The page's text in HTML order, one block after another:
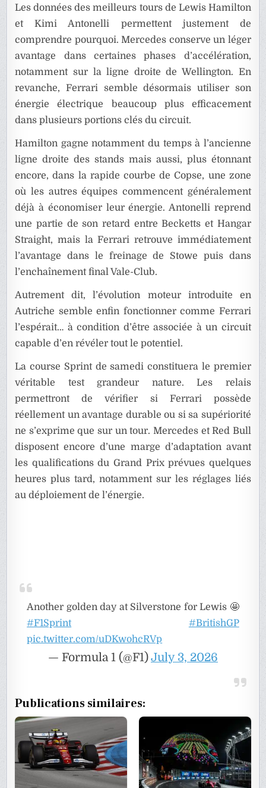
Les données des meilleurs tours de Lewis Hamilton
et Kimi Antonelli permettent justement de
comprendre pourquoi. Mercedes conserve un léger
avantage dans certaines phases d’accélération,
notamment sur la ligne droite de Wellington. En
revanche, Ferrari semble désormais utiliser son
énergie électrique beaucoup plus efficacement
dans plusieurs portions clés du circuit.
Hamilton gagne notamment du temps à l’ancienne
ligne droite des stands mais aussi, plus étonnant
encore, dans la rapide courbe de Copse, une zone
où les autres équipes commencent généralement
déjà à économiser leur énergie. Antonelli reprend
une partie de son retard entre Becketts et Hangar
Straight, mais la Ferrari retrouve immédiatement
l’avantage dans le freinage de Stowe puis dans
l’enchaînement final Vale-Club.
Autrement dit, l’évolution moteur introduite en
Autriche semble enfin fonctionner comme Ferrari
l’espérait… à condition d’être associée à un circuit
capable d’en révéler tout le potentiel.
La course Sprint de samedi constituera le premier
véritable test grandeur nature. Les relais
permettront de vérifier si Ferrari possède
réellement un avantage durable ou si sa supériorité
ne s’exprime que sur un tour. Mercedes et Red Bull
disposent encore d’une marge d’adaptation avant
les qualifications du Grand Prix prévues quelques
heures plus tard, notamment sur les réglages liés
au déploiement de l’énergie.
Another golden day at Silverstone for Lewis 🤩
#F1Sprint
#BritishGP
pic.twitter.com/uDKwohcRVp
— Formula 1 (@F1)July 3, 2026
Publications similaires: